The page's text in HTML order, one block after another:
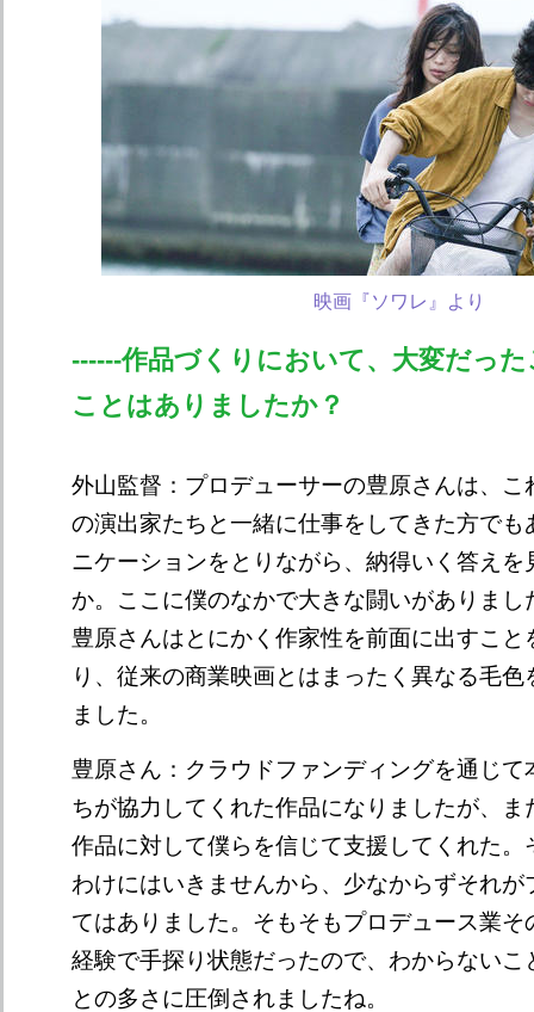
映画『ソワレ』より
------作品づくりにおいて、大変だっ
ことはありましたか？
外山監督：プロデューサーの豊原さんは、こ
の演出家たちと一緒に仕事をしてきた方でも
ニケーションをとりながら、納得いく答えを
か。ここに僕のなかで大きな闘いがありまし
豊原さんはとにかく作家性を前面に出すこと
り、従来の商業映画とはまったく異なる毛
ました。
豊原さん：クラウドファンディングを通じて
ちが協力してくれた作品になりましたが、ま
作品に対して僕らを信じて支援してくれた。
わけにはいきませんから、少なからずそれが
てはありました。そもそもプロデュース業そ
経験で手探り状態だったので、わからないこ
との多さに圧倒されましたね。